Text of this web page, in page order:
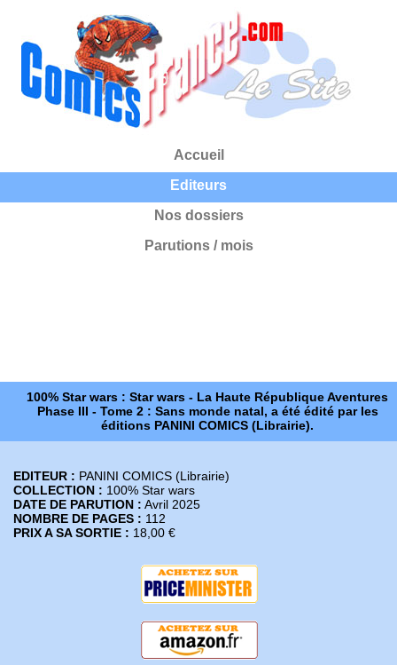
Accueil
Editeurs
Nos dossiers
Parutions / mois
100% Star wars : Star wars - La Haute République Aventures
Phase III - Tome 2 : Sans monde natal, a été édité par les
éditions PANINI COMICS (Librairie).
EDITEUR : PANINI COMICS (Librairie)
COLLECTION : 100% Star wars
DATE DE PARUTION : Avril 2025
NOMBRE DE PAGES : 112
PRIX A SA SORTIE : 18,00 €